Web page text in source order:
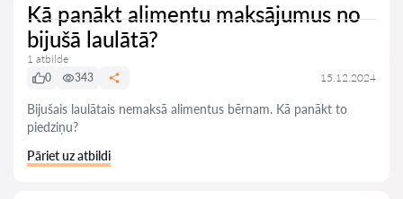
Kā panākt alimentu maksājumus no
bijušā laulātā?
1 atbilde
0
343 15.12.2024
Bijušais laulātais nemaksā alimentus bērnam. Kā panākt to
piedziņu?
Pāriet uz atbildi